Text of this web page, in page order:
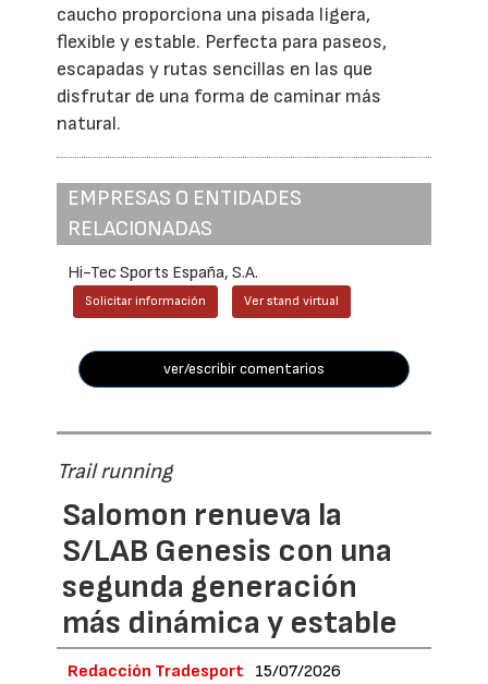
caucho proporciona una pisada ligera,
flexible y estable. Perfecta para paseos,
escapadas y rutas sencillas en las que
disfrutar de una forma de caminar más
natural.
EMPRESAS O ENTIDADES
RELACIONADAS
Hi-Tec Sports España, S.A.
Solicitar información Ver stand virtual
ver/escribir comentarios
Trail running
Salomon renueva la
S/LAB Genesis con una
segunda generación
más dinámica y estable
Redacción Tradesport 15/07/2026